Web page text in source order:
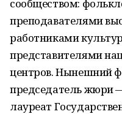
сообществом:
преподавателями
работниками
представителями
центров. Нынешний
председатель жюри
лауреат